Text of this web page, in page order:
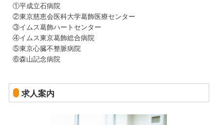
①平成立石病院
②東京慈恵会医科大学葛飾医療センター
③イムス葛飾ハートセンター
④イムス東京葛飾総合病院
⑤東京心臓不整脈病院
⑥森山記念病院
求人案内